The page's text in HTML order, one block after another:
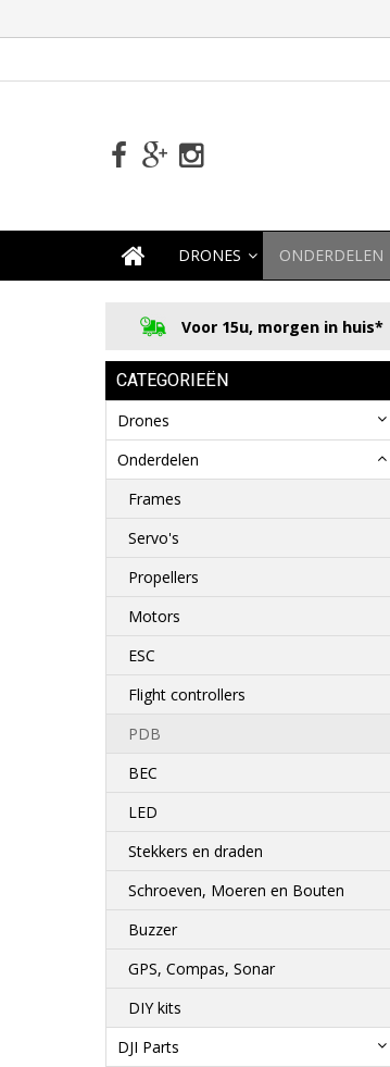
DRONES ONDERDELEN
Voor 15u, morgen in huis*
CATEGORIEËN
Drones
Onderdelen
Frames
Servo's
Propellers
Motors
ESC
Flight controllers
PDB
BEC
LED
Stekkers en draden
Schroeven, Moeren en Bouten
Buzzer
GPS, Compas, Sonar
DIY kits
DJI Parts